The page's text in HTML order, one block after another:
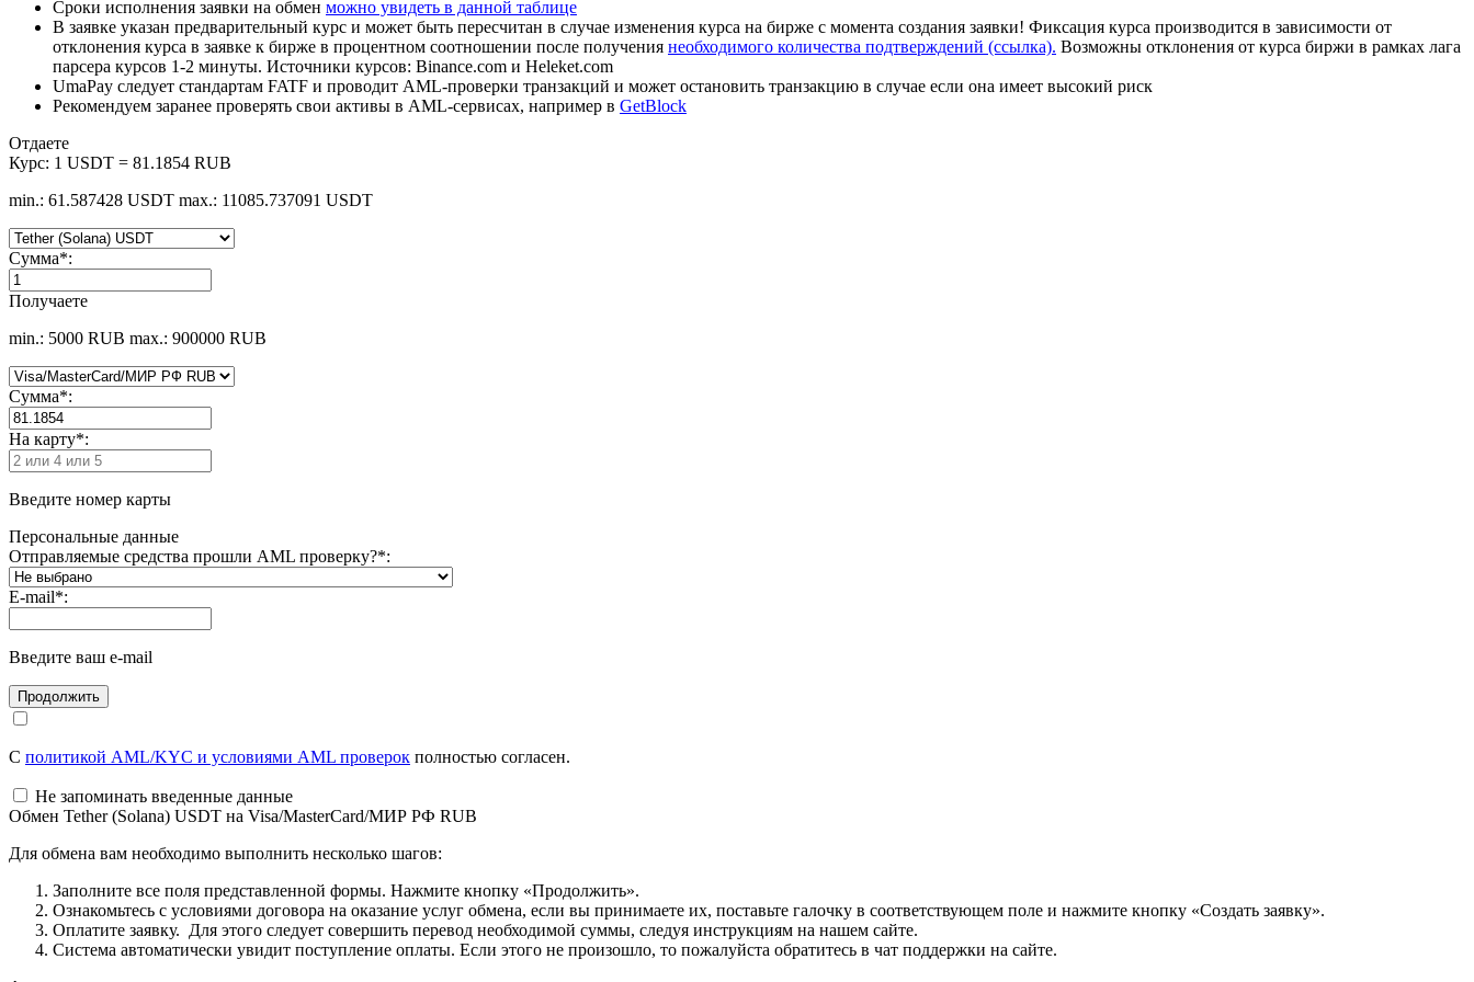
Сроки исполнения заявки на обмен можно увидеть в данной таблице
В заявке указан предварительный курс и может быть пересчитан в случае изменения курса на бирже с момента создания заявки! Фиксация курса производится в зависимости от
отклонения курса в заявке к бирже в процентном соотношении после получения необходимого количества подтверждений (ссылка). Возможны отклонения от курса биржи в рамках лага
парсера курсов 1-2 минуты. Источники курсов: Binance.com и Heleket.com
UmaPay следует стандартам FATF и проводит AML-проверки транзакций и может остановить транзакцию в случае если она имеет высокий риск
Рекомендуем заранее проверять свои активы в AML-сервисах, например в GetBlock
Отдаете
Курс: 1 USDT = 81.1854 RUB
min.: 61.587428 USDT max.: 11085.737091 USDT
Сумма*:
Получаете
min.: 5000 RUB max.: 900000 RUB
Сумма*:
На карту*:
Введите номер карты
Персональные данные
Отправляемые средства прошли AML проверку?*:
E-mail*:
Введите ваш e-mail
С политикой AML/KYC и условиями AML проверок полностью согласен.
Не запоминать введенные данные
Обмен Tether (Solana) USDT на Visa/MasterCard/МИР РФ RUB
Для обмена вам необходимо выполнить несколько шагов:
Заполните все поля представленной формы. Нажмите кнопку «Продолжить».
Ознакомьтесь с условиями договора на оказание услуг обмена, если вы принимаете их, поставьте галочку в соответствующем поле и нажмите кнопку «Создать заявку».
Оплатите заявку. Для этого следует совершить перевод необходимой суммы, следуя инструкциям на нашем сайте.
Система автоматически увидит поступление оплаты. Если этого не произошло, то пожалуйста обратитесь в чат поддержки на сайте.